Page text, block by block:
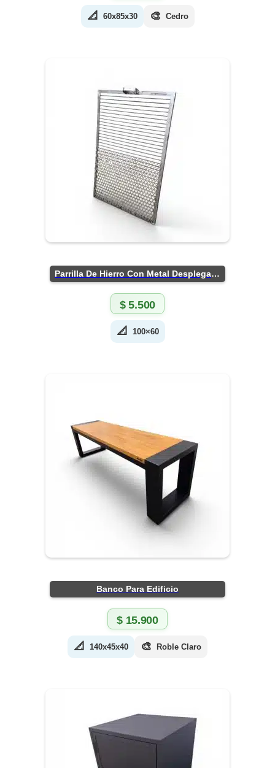
📐 60x85x30 🎨 Cedro
Parrilla De Hierro Con Metal Desplegado
$5.500
📐 100×60
Banco Para Edificio
$15.900
📐 140x45x40 🎨 Roble Claro